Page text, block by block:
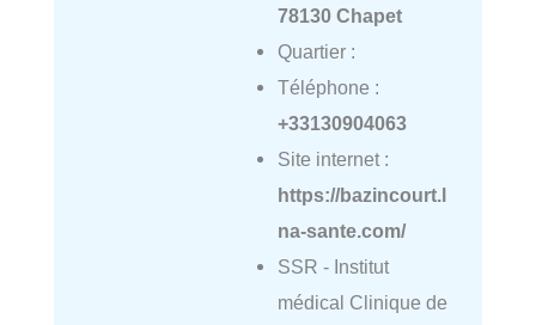
78130 Chapet
Quartier :
Téléphone :
+33130904063
Site internet :
https://bazincourt.l
na-sante.com/
SSR - Institut
médical Clinique de